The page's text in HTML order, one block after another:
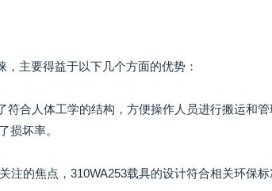
主要得益于以下几个方面的优势：
符合人体工学的结构，方便操作人员进行搬运和
损坏率。
注的焦点，310WA253载具的设计符合相关环保